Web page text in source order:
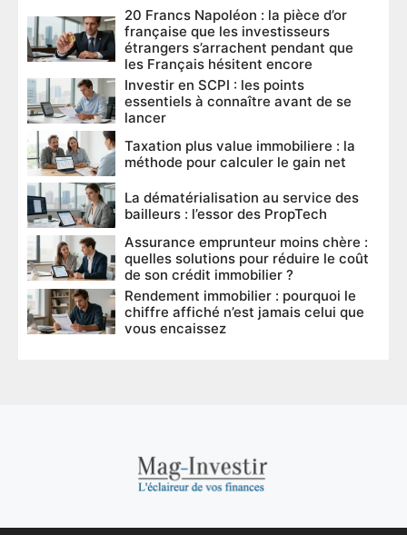
20 Francs Napoléon : la pièce d’or
française que les investisseurs
étrangers s’arrachent pendant que
les Français hésitent encore
Investir en SCPI : les points
essentiels à connaître avant de se
lancer
Taxation plus value immobiliere : la
méthode pour calculer le gain net
La dématérialisation au service des
bailleurs : l’essor des PropTech
Assurance emprunteur moins chère :
quelles solutions pour réduire le coût
de son crédit immobilier ?
Rendement immobilier : pourquoi le
chiffre affiché n’est jamais celui que
vous encaissez